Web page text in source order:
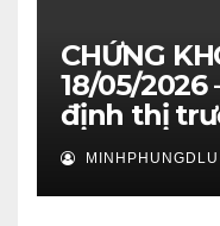
CHỨNG
18/05/
định thị
MINHPHUNGDLU